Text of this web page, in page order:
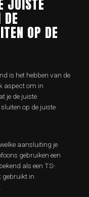
JUISTE
OP DE
is het hebben van de
aspect om in
je de juiste
op de juiste
aansluiting je
gebruiken een
als een TS-
gebruikt in